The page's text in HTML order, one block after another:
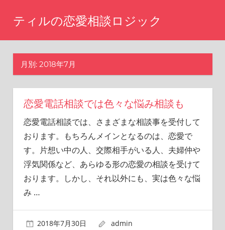
ティルの恋愛相談ロジック
に
か？
月別: 2018年7月
恋愛電話相談では色々な悩み相談も
恋愛電話相談では、さまざまな相談事を受付して
おります。もちろんメインとなるのは、恋愛で
す。片想い中の人、交際相手がいる人、夫婦仲や
浮気関係など、あらゆる形の恋愛の相談を受けて
おります。しかし、それ以外にも、実は色々な悩
み …
2018年7月30日 admin